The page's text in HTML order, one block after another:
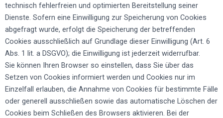
technisch fehlerfreien und optimierten Bereitstellung seiner
Dienste. Sofern eine Einwilligung zur Speicherung von Cookies
abgefragt wurde, erfolgt die Speicherung der betreffenden
Cookies ausschließlich auf Grundlage dieser Einwilligung (Art. 6
Abs. 1 lit. a DSGVO); die Einwilligung ist jederzeit widerrufbar.
Sie können Ihren Browser so einstellen, dass Sie über das
Setzen von Cookies informiert werden und Cookies nur im
Einzelfall erlauben, die Annahme von Cookies für bestimmte Fälle
oder generell ausschließen sowie das automatische Löschen der
Cookies beim Schließen des Browsers aktivieren. Bei der